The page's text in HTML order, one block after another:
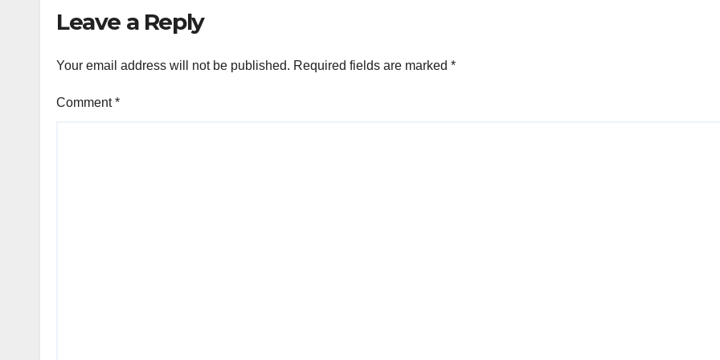
Leave a Reply
Your email address will not be published. Required fields are marked *
Comment*